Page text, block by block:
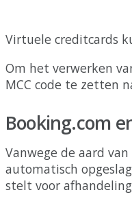
Virtuele creditcards
Om het verwerken
MCC code te zetten
Booking.com
Vanwege de aard van
automatisch
stelt voor afhandeling